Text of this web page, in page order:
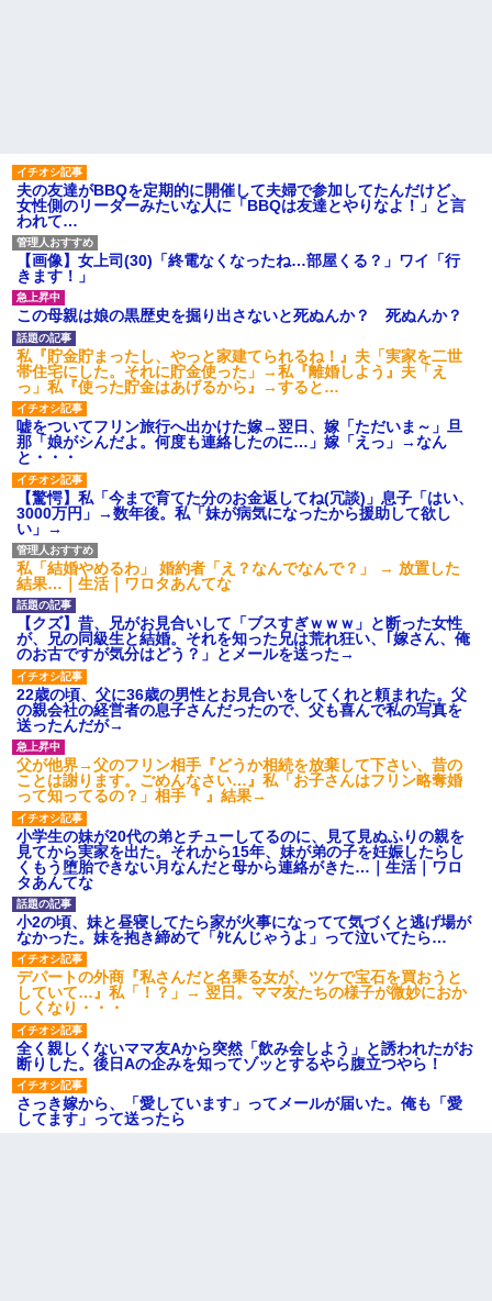
私「初めて飲む味だけどなん
のお茶？」彼「ちっ！」私「」
【GIF】JSのカンチョーワロ
タ
後続車にクラクションを鳴ら
され彼氏が逆切れ。「何クラク
ション鳴らしてんだ！降りてこ
いよ！」と怒鳴りだし...
【衝撃】報酬100万円超の治験
募集がこちらｗｗｗｗｗ(※画像
あり)
【ネット騒然】惨殺されたタ
ワマン頂き女子のこの動画、す
げえええええｗｗｗｗｗｗｗｗ
ｗｗｗ
【愕然】白のクラウン俺氏、
高速道路左車線を制限速度で走
った結果wwwwwwwwwwww
百年の恋12-899 食べた量を
張り合ってくる
【悲報】佐藤輝明・・・２軍
でも盛大にやらかす←あまり悲
しませないでくれ
夫の友達がBBQを定期的に開催して夫婦で参加してたんだけど、
女性側のリーダーみたいな人に「BBQは友達とやりなよ！」と言
われて…
【画像】女上司(30)「終電なくなったね…部屋くる？」ワイ「行
きます！」
この母親は娘の黒歴史を掘り出さないと死ぬんか？ 死ぬんか？
私『貯金貯まったし、やっと家建てられるね！』夫「実家を二世
帯住宅にした。それに貯金使った」→私『離婚しよう』夫「え
っ」私『使った貯金はあげるから』→すると…
嘘をついてフリン旅行へ出かけた嫁→翌日、嫁「ただいま～」旦
那「娘がシんだよ。何度も連絡したのに…」嫁「えっ」→なん
と・・・
【驚愕】私「今まで育てた分のお金返してね(冗談)」息子「はい、
3000万円」→数年後。私「妹が病気になったから援助して欲し
い」→
私「結婚やめるわ」 婚約者「え？なんでなんで？」 → 放置した
結果…｜生活｜ワロタあんてな
【クズ】昔、兄がお見合いして「ブスすぎｗｗｗ」と断った女性
が、兄の同級生と結婚。それを知った兄は荒れ狂い、｢嫁さん、俺
のお古ですが気分はどう？」とメールを送った→
22歳の頃、父に36歳の男性とお見合いをしてくれと頼まれた。父
の親会社の経営者の息子さんだったので、父も喜んで私の写真を
送ったんだが→
父が他界→父のフリン相手『どうか相続を放棄して下さい、昔の
ことは謝ります。ごめんなさい…』私「お子さんはフリン略奪婚
って知ってるの？」相手『 』結果→
小学生の妹が20代の弟とチューしてるのに、見て見ぬふりの親を
見てから実家を出た。それから15年、妹が弟の子を妊娠したらし
くもう堕胎できない月なんだと母から連絡がきた…｜生活｜ワロ
タあんてな
小2の頃、妹と昼寝してたら家が火事になってて気づくと逃げ場が
なかった。妹を抱き締めて「ﾀﾋんじゃうよ」って泣いてたら…
デパートの外商『私さんだと名乗る女が、ツケで宝石を買おうと
していて…』私「！？」→ 翌日。ママ友たちの様子が微妙におか
しくなり・・・
全く親しくないママ友Aから突然「飲み会しよう」と誘われたがお
断りした。後日Aの企みを知ってゾッとするやら腹立つやら！
さっき嫁から、「愛しています」ってメールが届いた。俺も「愛
してます」って送ったら